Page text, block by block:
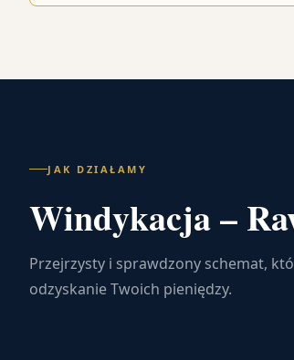
JAK DZIAŁAMY
Windykacja –
Przejrzysty i sprawdzony schemat,
odzyskanie Twoich pieniędzy.